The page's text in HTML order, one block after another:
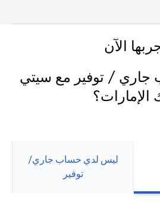
الآن
/ توفير مع سيتي
الإمارات؟
ليس لدي حساب جاري/
توفير